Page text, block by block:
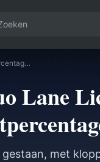
Honor of Kings Duo Lane Lichaamstaal: Tips voor een winstpercentage van 70%+
Lane
met